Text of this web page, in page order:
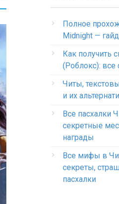
Полное
Midnight —
Как получить
(Роблокс): все
Читы,
и их
Все пасхалки
секретные
награды
Все мифы в
секреты,
пасхалки